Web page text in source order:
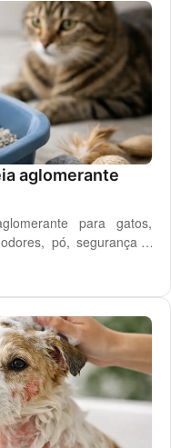
aglomerante
para gatos,
pó, segurança e